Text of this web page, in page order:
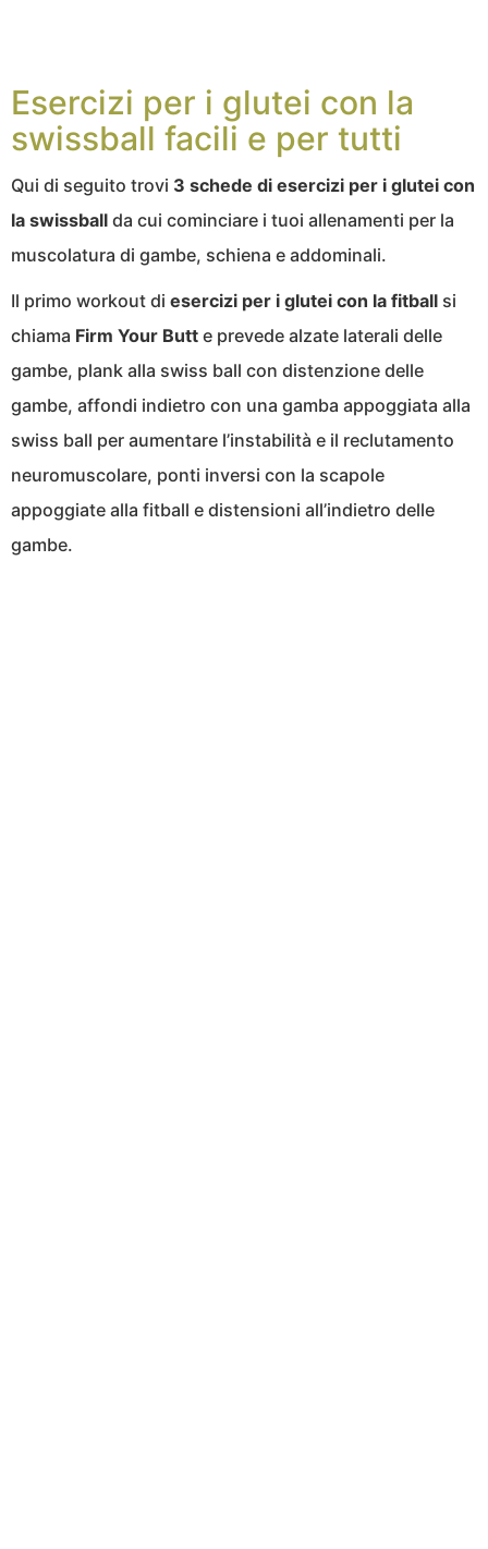
Esercizi per i glutei con la
swissball facili e per tutti
Qui di seguito trovi 3 schede di esercizi per i glutei con
la swissball da cui cominciare i tuoi allenamenti per la
muscolatura di gambe, schiena e addominali.
Il primo workout di esercizi per i glutei con la fitball si
chiama Firm Your Butt e prevede alzate laterali delle
gambe, plank alla swiss ball con distenzione delle
gambe, affondi indietro con una gamba appoggiata alla
swiss ball per aumentare l’instabilità e il reclutamento
neuromuscolare, ponti inversi con la scapole
appoggiate alla fitball e distensioni all’indietro delle
gambe.